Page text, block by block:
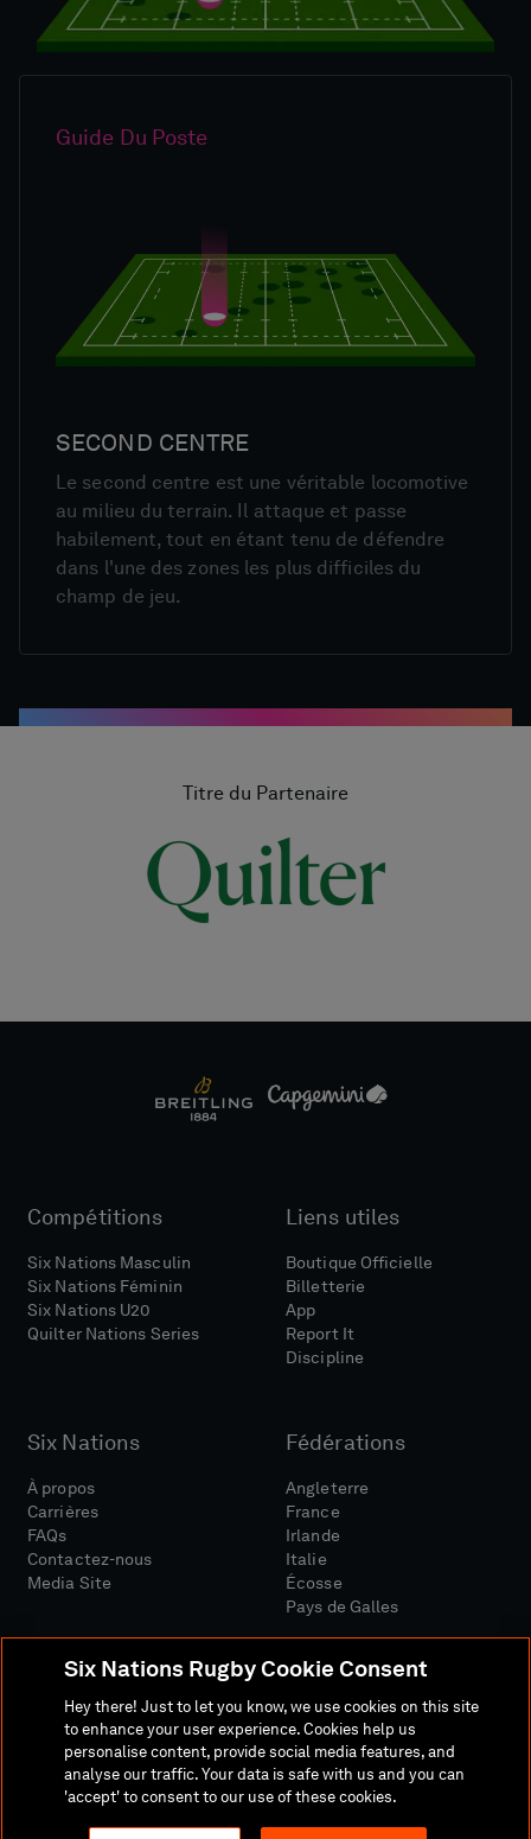
Guide Du Poste
SECOND CENTRE
Le second centre est une véritable locomotive
au milieu du terrain. Il attaque et passe
habilement, tout en étant tenu de défendre
dans l'une des zones les plus difficiles du
champ de jeu.
Titre du Partenaire
Compétitions
Six Nations Masculin
Six Nations Féminin
Six Nations U20
Quilter Nations Series
Liens utiles
Boutique Officielle
Billetterie
App
Report It
Discipline
Six Nations
À propos
Carrières
FAQs
Contactez-nous
Media Site
Fédérations
Angleterre
France
Irlande
Italie
Écosse
Pays de Galles
Site MédiaConditions Générales
Politique De ConfidentialitéPolitique De Cookies
Politique Sociale Et Numérique
Six Nations Rugby Cookie Consent
Hey there! Just to let you know, we use cookies on this site
to enhance your user experience. Cookies help us
personalise content, provide social media features, and
analyse our traffic. Your data is safe with us and you can
'accept' to consent to our use of these cookies.